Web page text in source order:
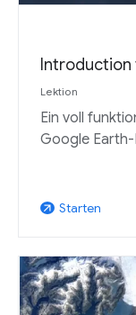
Lektion
Ein voll
Google Earth-
arrow_outward Starten